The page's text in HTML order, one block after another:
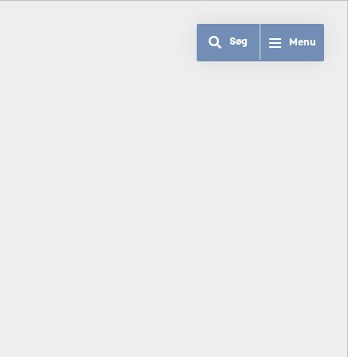
Søg Menu